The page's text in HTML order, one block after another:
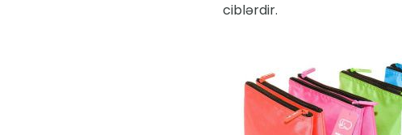
ciblərdir.